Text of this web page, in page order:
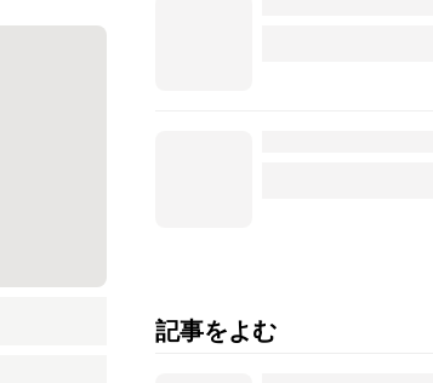
記事をよむ